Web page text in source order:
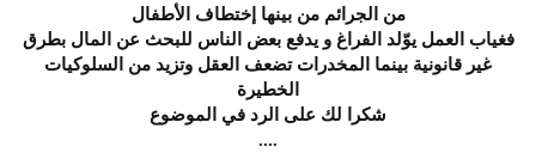
من الجرائم من بينها إختطاف الأطفال
فغياب العمل يوّلد الفراغ و يدفع بعض الناس للبحث عن المال بطرق
غير قانونية بينما المخدرات تضعف العقل وتزيد من السلوكيات
الخطيرة
شكرا لك على الرد في الموضوع
....